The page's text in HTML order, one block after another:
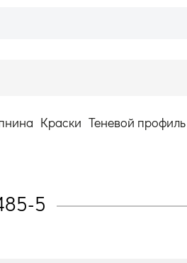
Краски Теневой профиль
5